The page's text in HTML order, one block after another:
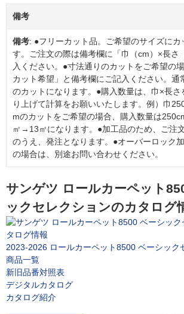
備考
備考: ●フリーカット品。ご希望のサイズにカ
す。ご注文の際は備考欄に「巾（cm）×長さ
入ください。●寸法通りのカットをご希望の
カット希望」と備考欄にご記入ください。通
のカットになります。●購入数量は、巾×長さ
り上げて計算をお願いいたします。例）巾
mのカットをご希望の場合、購入数量は
㎡→13㎡になります。●加工品のため、ご注
のうえ、発注となります。●オーバーロック
の場合は、別途お問い合わせください。
サンゲツ ロールカーペット
ックセレクションのカタログ
2023-2026 ロールカーペット8500 ベーシック
商品一覧
新旧品番対照表
デジタルカタログ
カタログ紹介